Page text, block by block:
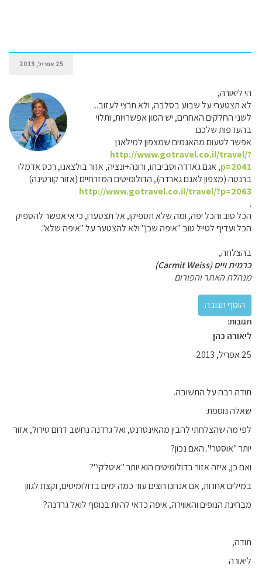
25 אפריל, 2013
הי ליאורה,
לא תצטערי על שבוע בסלבה, ולא תרצי לעזוב...
לשני החלקים האחרים, יש המון אפשרויות, ותלוי
בהעדפות שלכם.
אפשר לטעום מהאגמים שמצפון למילאנן
http://www.gotravel.co.il/travel/?
p=2041, אגם גארדה וסביבתו, ורונה+ונציה, אזור בולצאנו, רכס אדמלו
ברנטה (מצפון לאגם גארדה), הדולומיטים המזרחיים (אזור קורטינה)
http://www.gotravel.co.il/travel/?p=2063
.
הכל טוב והכל יפה, ומה שלא תספיקו, אל תצטערו, כי אי אפשר להספיק
הכל ועדיף לטייל טוב "איפה שכן" ולא להצטער על "איפה שלא".
בהצלחה,
כרמית וייס (Carmit Weiss)
מנהלת האתר והפורום
תגובות:
ליאורה כהן
25 אפריל, 2013
תודה רבה על התשובה.
שאלה נוספת:
לפי מה שהצלחתי להבין מהאינטרנט, ואל גרדנה נחשב דרום טירול, אזור
יותר "אוסטרי". האם נכון?
ואם כן, איזה אזור בדולומיטים הוא יותר "איטלקי"?
במילים אחרות, אם אנחנו רוצים עוד כמה ימים בדולומיטים, וקצת לגוון
מבחינת הנופים והאווירה, איפה כדאי להיות בנוסף לואל גרדנה?
תודה,
ליאורה